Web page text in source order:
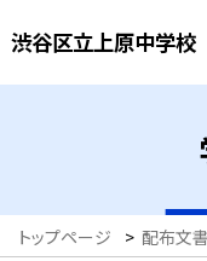
渋谷区立上原中学校
トップページ > 配布文書